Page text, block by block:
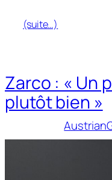
(suite…)
Zarco : « Un
plutôt bien »